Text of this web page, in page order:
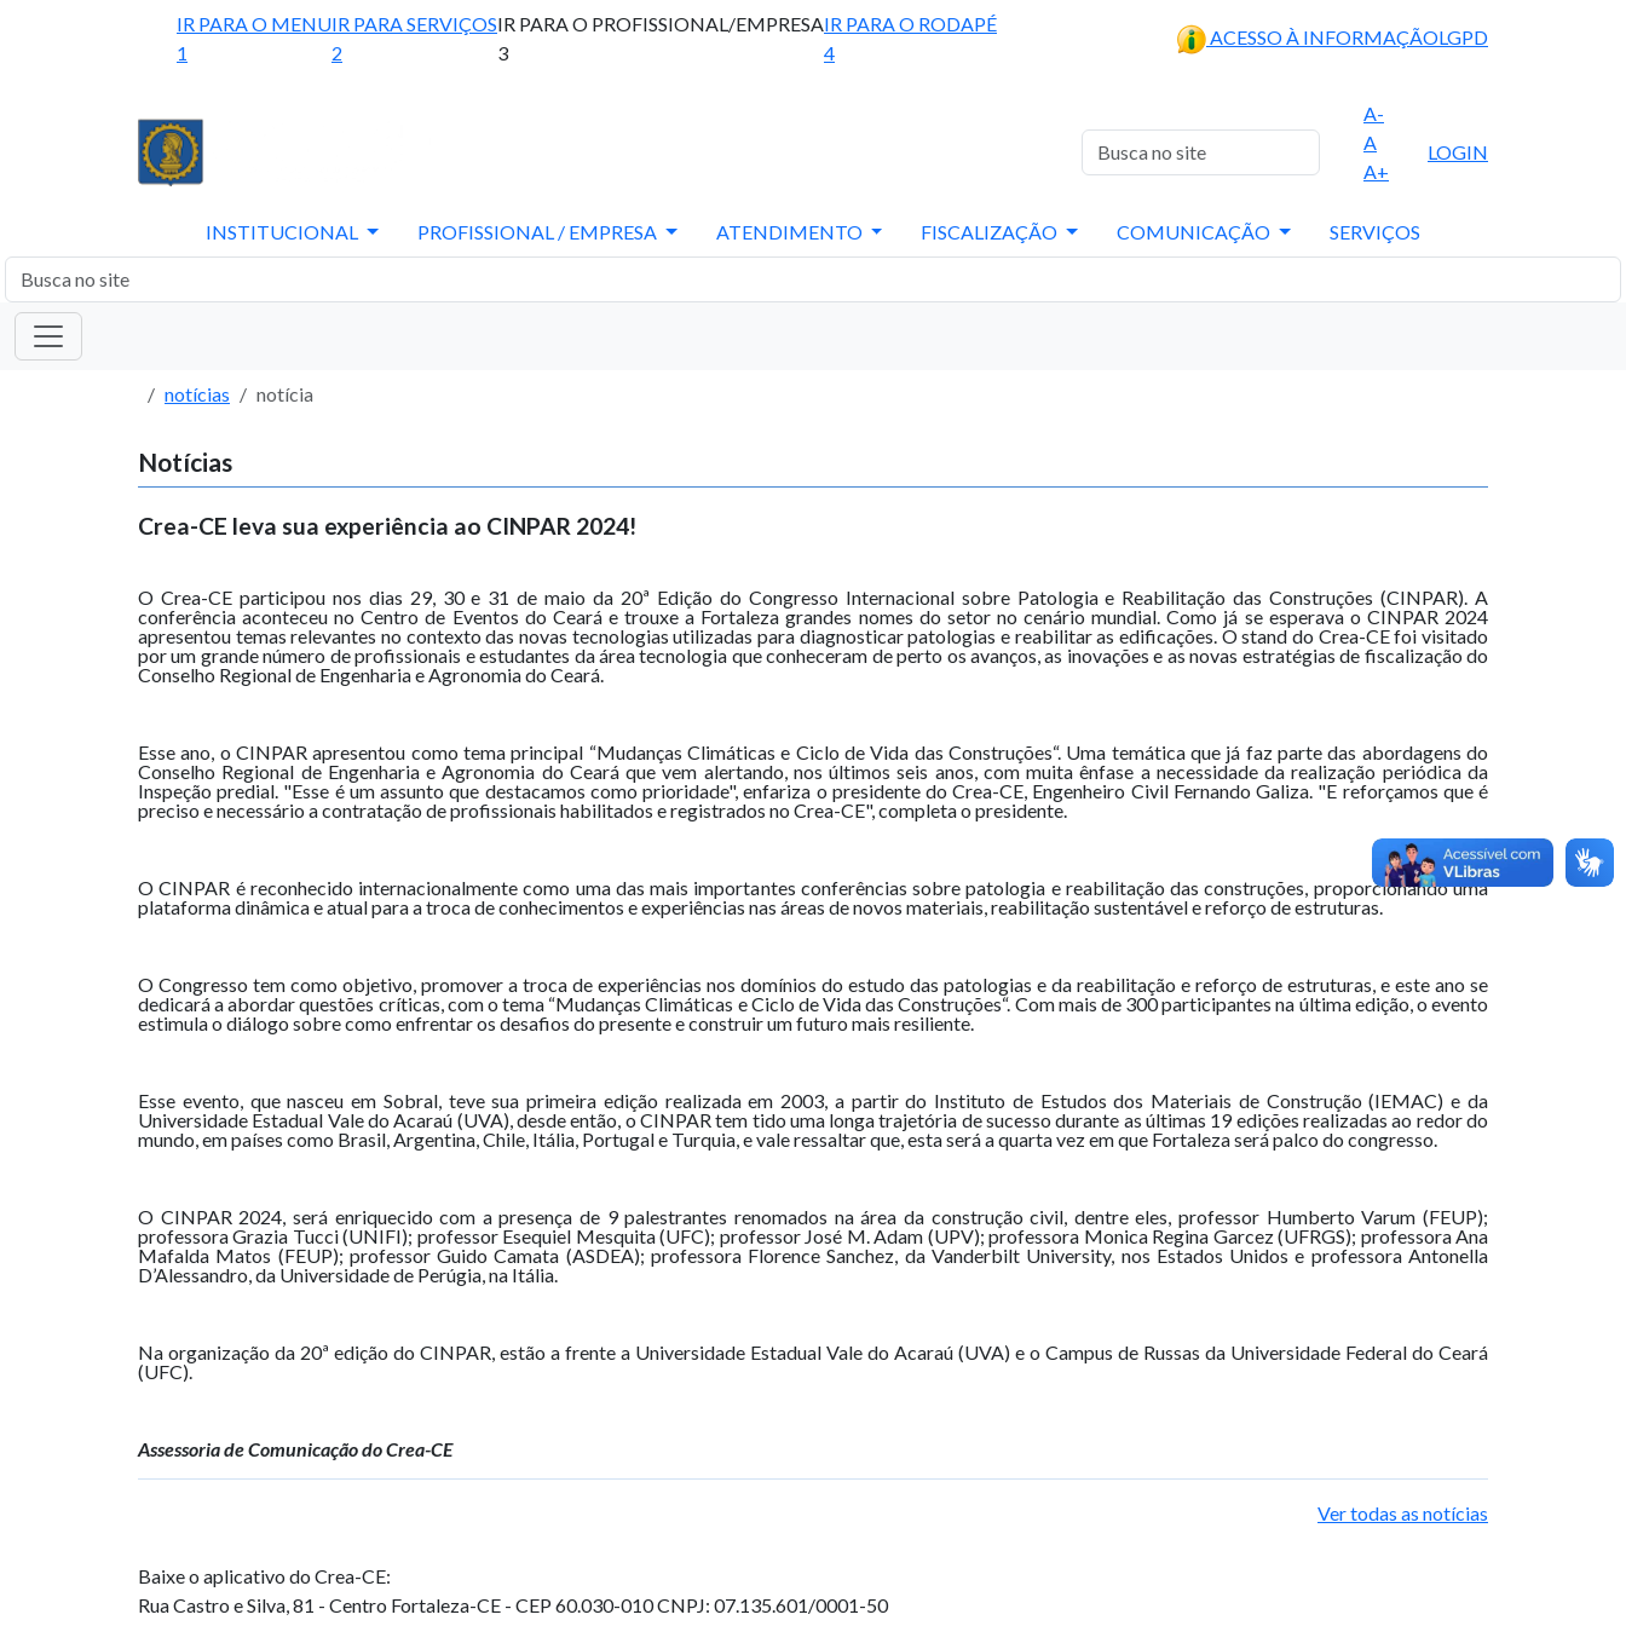
IR PARA O MENU
1
IR PARA SERVIÇOS
2
IR PARA O PROFISSIONAL/EMPRESA
3
IR PARA O RODAPÉ
4
ACESSO À INFORMAÇÃOLGPD
A-
A
A+
LOGIN
INSTITUCIONAL PROFISSIONAL / EMPRESA ATENDIMENTO FISCALIZAÇÃO COMUNICAÇÃO SERVIÇOS
notícias notícia
Notícias
Crea-CE leva sua experiência ao CINPAR 2024!
O Crea-CE participou nos dias 29, 30 e 31 de maio da 20ª Edição do Congresso Internacional sobre Patologia e Reabilitação das Construções (CINPAR). A
conferência aconteceu no Centro de Eventos do Ceará e trouxe a Fortaleza grandes nomes do setor no cenário mundial. Como já se esperava o CINPAR 2024
apresentou temas relevantes no contexto das novas tecnologias utilizadas para diagnosticar patologias e reabilitar as edificações. O stand do Crea-CE foi visitado
por um grande número de profissionais e estudantes da área tecnologia que conheceram de perto os avanços, as inovações e as novas estratégias de fiscalização do
Conselho Regional de Engenharia e Agronomia do Ceará.
Esse ano, o CINPAR apresentou como tema principal “Mudanças Climáticas e Ciclo de Vida das Construções“. Uma temática que já faz parte das abordagens do
Conselho Regional de Engenharia e Agronomia do Ceará que vem alertando, nos últimos seis anos, com muita ênfase a necessidade da realização periódica da
Inspeção predial. "Esse é um assunto que destacamos como prioridade", enfariza o presidente do Crea-CE, Engenheiro Civil Fernando Galiza. "E reforçamos que é
preciso e necessário a contratação de profissionais habilitados e registrados no Crea-CE", completa o presidente.
O CINPAR é reconhecido internacionalmente como uma das mais importantes conferências sobre patologia e reabilitação das construções, proporcionando uma
plataforma dinâmica e atual para a troca de conhecimentos e experiências nas áreas de novos materiais, reabilitação sustentável e reforço de estruturas.
O Congresso tem como objetivo, promover a troca de experiências nos domínios do estudo das patologias e da reabilitação e reforço de estruturas, e este ano se
dedicará a abordar questões críticas, com o tema “Mudanças Climáticas e Ciclo de Vida das Construções“. Com mais de 300 participantes na última edição, o evento
estimula o diálogo sobre como enfrentar os desafios do presente e construir um futuro mais resiliente.
Esse evento, que nasceu em Sobral, teve sua primeira edição realizada em 2003, a partir do Instituto de Estudos dos Materiais de Construção (IEMAC) e da
Universidade Estadual Vale do Acaraú (UVA), desde então, o CINPAR tem tido uma longa trajetória de sucesso durante as últimas 19 edições realizadas ao redor do
mundo, em países como Brasil, Argentina, Chile, Itália, Portugal e Turquia, e vale ressaltar que, esta será a quarta vez em que Fortaleza será palco do congresso.
O CINPAR 2024, será enriquecido com a presença de 9 palestrantes renomados na área da construção civil, dentre eles, professor Humberto Varum (FEUP);
professora Grazia Tucci (UNIFI); professor Esequiel Mesquita (UFC); professor José M. Adam (UPV); professora Monica Regina Garcez (UFRGS); professora Ana
Mafalda Matos (FEUP); professor Guido Camata (ASDEA); professora Florence Sanchez, da Vanderbilt University, nos Estados Unidos e professora Antonella
D’Alessandro, da Universidade de Perúgia, na Itália.
Na organização da 20ª edição do CINPAR, estão a frente a Universidade Estadual Vale do Acaraú (UVA) e o Campus de Russas da Universidade Federal do Ceará
(UFC).
Assessoria de Comunicação do Crea-CE
Ver todas as notícias
Baixe o aplicativo do Crea-CE:
Rua Castro e Silva, 81 - Centro Fortaleza-CE - CEP 60.030-010CNPJ: 07.135.601/0001-50